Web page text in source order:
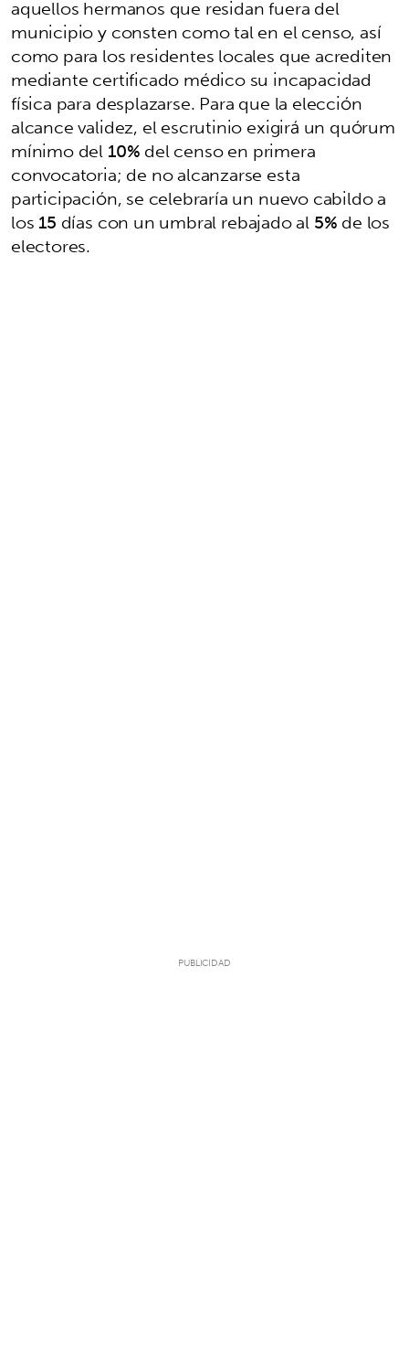
aquellos hermanos que residan fuera del
municipio y consten como tal en el censo, así
como para los residentes locales que acrediten
mediante certificado médico su incapacidad
física para desplazarse. Para que la elección
alcance validez, el escrutinio exigirá un quórum
mínimo del10%del censo en primera
convocatoria; de no alcanzarse esta
participación, se celebraría un nuevo cabildo a
los15 días con un umbral rebajado al5%de los
electores.